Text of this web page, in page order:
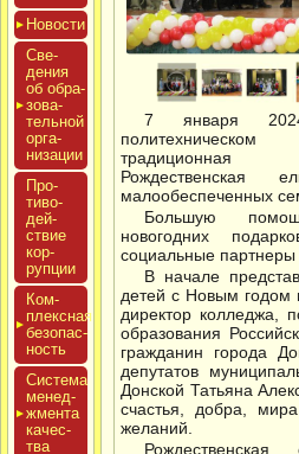
Новос­ти
Све­
дения
об об­ра­
зова­
тель­ной
ор­га­
низа­ции
Про­
тиво­
дей­
ствие
кор­
рупции
Ком­
плексная
бе­зопас­
ность
Сис­те­ма
ме­нед­
жмен­та
ка­чес­
тва
7 января
политехническом
традиционная
малообеспеченных
Большую
новогодних
социальные партнеры
В начале
детей с Новым годом
директор колледжа,
образования
гражданин города
депутатов
Донской Татьяна
счастья, добра,
желаний.